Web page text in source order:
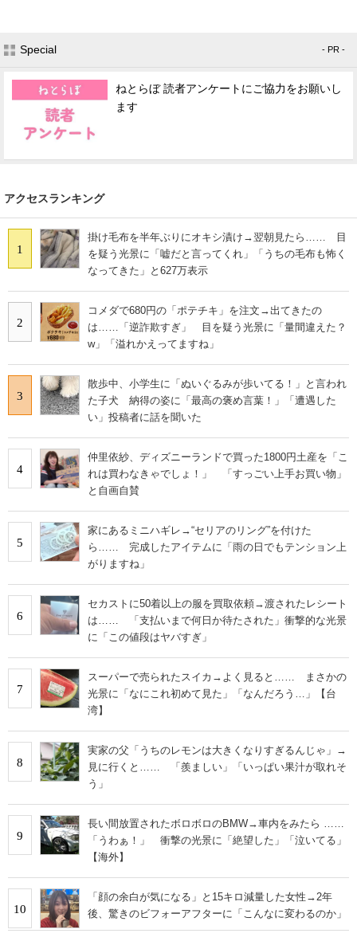
Special - PR -
ねとらぼ 読者アンケートにご協力をお願いし
ます
アクセスランキング
1
掛け毛布を半年ぶりにオキシ漬け→翌朝見たら…… 目
を疑う光景に「嘘だと言ってくれ」「うちの毛布も怖く
なってきた」と627万表示
2
コメダで680円の「ポテチキ」を注文→出てきたの
は……「逆詐欺すぎ」 目を疑う光景に「量間違えた？
w」「溢れかえってますね」
3
散歩中、小学生に「ぬいぐるみが歩いてる！」と言われ
た子犬 納得の姿に「最高の褒め言葉！」「遭遇した
い」投稿者に話を聞いた
4
仲里依紗、ディズニーランドで買った1800円土産を「こ
れは買わなきゃでしょ！」 「すっごい上手お買い物」
と自画自賛
5
家にあるミニハギレ→“セリアのリング”を付けた
ら…… 完成したアイテムに「雨の日でもテンション上
がりますね」
6
セカストに50着以上の服を買取依頼→渡されたレシート
は…… 「支払いまで何日か待たされた」衝撃的な光景
に「この値段はヤバすぎ」
7
スーパーで売られたスイカ→よく見ると…… まさかの
光景に「なにこれ初めて見た」「なんだろう…」【台
湾】
8
実家の父「うちのレモンは大きくなりすぎるんじゃ」→
見に行くと…… 「羨ましい」「いっぱい果汁が取れそ
う」
9
長い間放置されたボロボロのBMW→車内をみたら ……
「うわぁ！」 衝撃の光景に「絶望した」「泣いてる」
【海外】
10
「顔の余白が気になる」と15キロ減量した女性→2年
後、驚きのビフォーアフターに「こんなに変わるのか」